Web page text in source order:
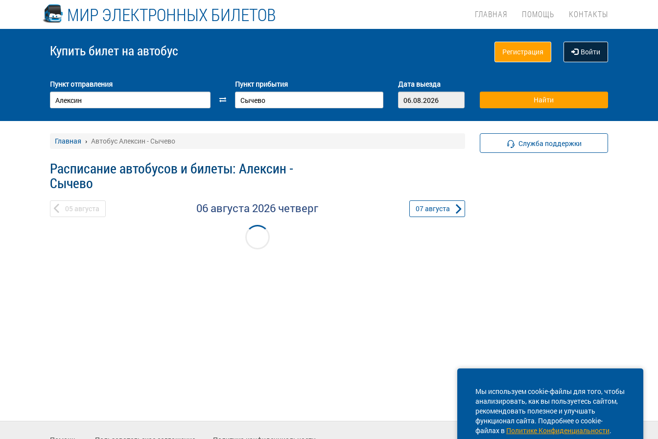
МИР ЭЛЕКТРОННЫХ БИЛЕТОВ ГЛАВНАЯ ПОМОЩЬ КОНТАКТЫ
Купить билет на автобус Регистрация Войти
Пункт отправления Пункт прибытия Дата выезда
Главная Автобус Алексин - Сычево
Расписание автобусов и билеты: Алексин -
Сычево
05 августа 06 августа 2026 четверг 07августа
Служба поддержки
Мы используем cookie-файлы для того, чтобы
анализировать, как вы пользуетесь сайтом,
рекомендовать полезное и улучшать
функционал сайта. Подробнее о cookie-
файлах в Политике Конфиденциальности.